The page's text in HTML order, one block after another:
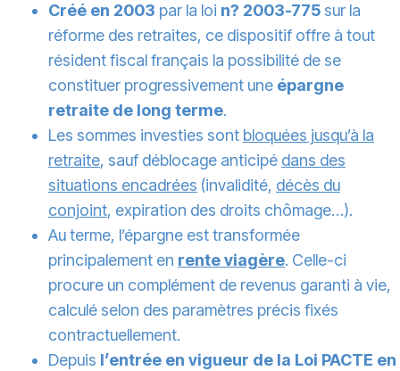
Créé en 2003 par la loi n? 2003-775 sur la
réforme des retraites, ce dispositif offre à tout
résident fiscal français la possibilité de se
constituer progressivement une épargne
retraite de long terme.
Les sommes investies sont bloquées jusqu’à la
retraite, sauf déblocage anticipé dans des
situations encadrées (invalidité, décès du
conjoint, expiration des droits chômage…).
Au terme, l’épargne est transformée
principalement en rente viagère. Celle-ci
procure un complément de revenus garanti à vie,
calculé selon des paramètres précis fixés
contractuellement.
Depuis l’entrée en vigueur de la Loi PACTE en